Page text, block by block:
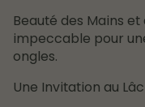
Beauté des Mains
impeccable pour
ongles.
Une Invitation au